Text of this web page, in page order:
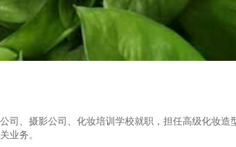
司、摄影公司、化妆培训学校就职，担任高级化妆
业务。